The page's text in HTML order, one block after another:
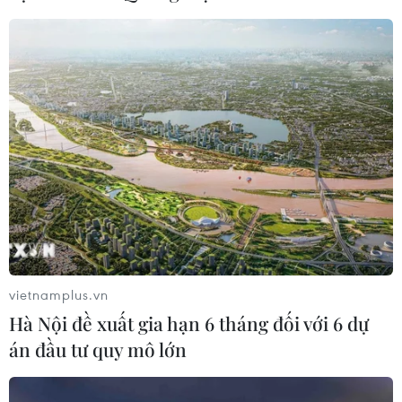
Tín hiệu tích cực đối với tiến trình
03/08/2026 07:22
Xem thêm
Tổng Biên tập: TRẦN TIẾN DUẨN
Phó Tổng Biên tập: NGUYỄN THỊ TÁM, KHÚC THANH
vietnamplus.vn
Hà Nội đề xuất gia hạn 6 tháng đối với 6 dự
án đầu tư quy mô lớn